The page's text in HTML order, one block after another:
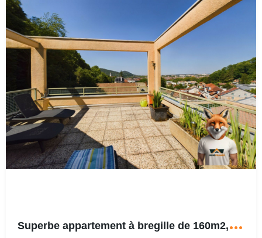
S
uperbe appartement à bregille de 160m2, avec vue imprenable et ses 2 terrasses